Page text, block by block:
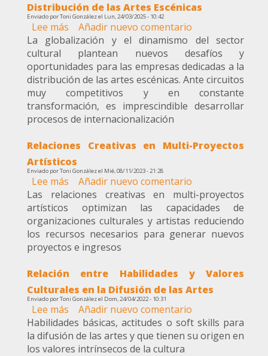
Distribución de las Artes Escénicas
Enviado porToni Gonzálezel Lun, 24/03/2025 - 10:42
Lee más sobre
Estrategias
Integrales
para
la
Internacionalización
de
las
de
Distribución
de
las
Artes
Escénicas
Añadir nuevo comentario
La globalización y el dinamismo del sector
cultural plantean nuevos desafíos y
oportunidades para las empresas dedicadas a la
distribución de las artes escénicas. Ante circuitos
muy competitivos y en constante
transformación, es imprescindible desarrollar
procesos de internacionalización
Relaciones Creativas en Multi-Proyectos
Artísticos
Enviado porToni Gonzálezel Mié, 08/11/2023 - 21:28
Lee más sobre
Relaciones
Creativas
en
Multi-
Proyectos
Añadir nuevo comentario
Las relaciones creativas en multi-proyectos
artísticos optimizan las capacidades de
organizaciones culturales y artistas reduciendo
los recursos necesarios para generar nuevos
proyectos e ingresos
Relación entre Habilidades y Valores
Culturales en la Difusión de las Artes
Enviado porToni Gonzálezel Dom, 24/04/2022 - 10:31
Lee más sobre
Relación
entre
Habilidades
Añadir nuevo comentario
Habilidades básicas, actitudes o soft skills para
la difusión de las artes y que tienen su origen en
los valores intrínsecos de la cultura